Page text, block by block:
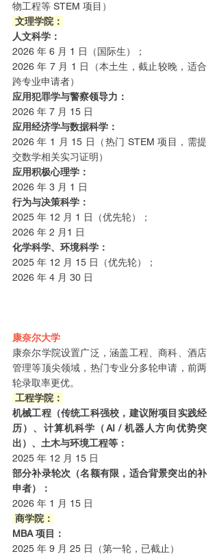
物工程等 STEM 项目）
文理学院：
人文科学：
2026 年 6 月 1 日（国际生）；
2026 年 7 月 1 日（本土生，截止较晚，适合
跨专业申请者）
应用犯罪学与警察领导力：
2026 年 7 月 15 日
应用经济学与数据科学：
2026 年 1 月 15 日（热门 STEM 项目，需提
交数学相关实习证明）
应用积极心理学：
2026 年 3 月 1 日
行为与决策科学：
2025 年 12 月 1 日（优先轮）；
2026 年 2 月1 日
化学科学、环境科学：
2025 年 12 月 15 日（优先轮）；
2026 年 4 月 30 日
康奈尔大学
康奈尔学院设置广泛，涵盖工程、商科、酒店
管理等顶尖领域，热门专业分多轮申请，前两
轮录取率更优。
工程学院：
机械工程（传统工科强校，建议附项目实践经
历）、计算机科学（AI / 机器人方向优势突
出）、土木与环境工程等：
2025 年 12 月 15 日
部分补录轮次（名额有限，适合背景突出的补
申者）：
2026 年 1 月 15 日
商学院：
MBA 项目：
2025 年 9 月 25 日（第一轮，已截止）